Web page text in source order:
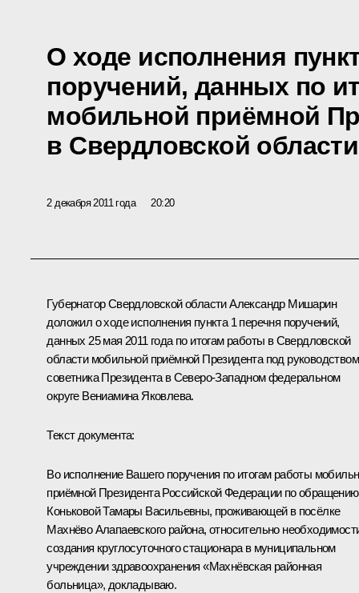
О ходе исполнения
поручений, данных по
мобильной приёмной
в Свердловской области
2 декабря 2011 года 20:20
Губернатор Свердловской областиАлександр Мишарин
доложил о ходе исполнения пункта 1 перечня поручений,
данных 25 мая 2011 года по итогам работы в Свердловской
области мобильной приёмной Президента под руководством
советника Президента в Северо-Западном федеральном
округе Вениамина Яковлева.
Текст документа:
Во исполнение Вашего поручения по итогам работы
приёмной Президента Российской Федерации по обращению
Коньковой Тамары Васильевны, проживающей в посёлке
Махнёво Алапаевского района, относительно
создания круглосуточного стационара в муниципальном
учреждении здравоохранения «Махнёвская районная
больница», докладываю.